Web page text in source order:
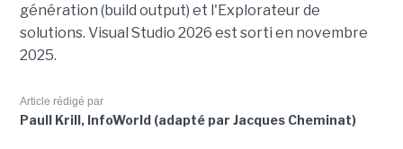
génération (build output) et l'Explorateur de
solutions. Visual Studio 2026 est sorti en novembre
2025.
Article rédigé par
Paull Krill, InfoWorld (adapté par Jacques Cheminat)